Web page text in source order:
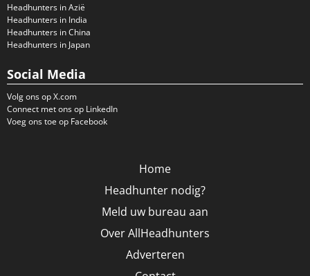
Headhunters in Azië
Headhunters in India
Headhunters in China
Headhunters in Japan
Social Media
Volg ons op X.com
Connect met ons op LinkedIn
Voeg ons toe op Facebook
Home
Headhunter nodig?
Meld uw bureau aan
Over AllHeadhunters
Adverteren